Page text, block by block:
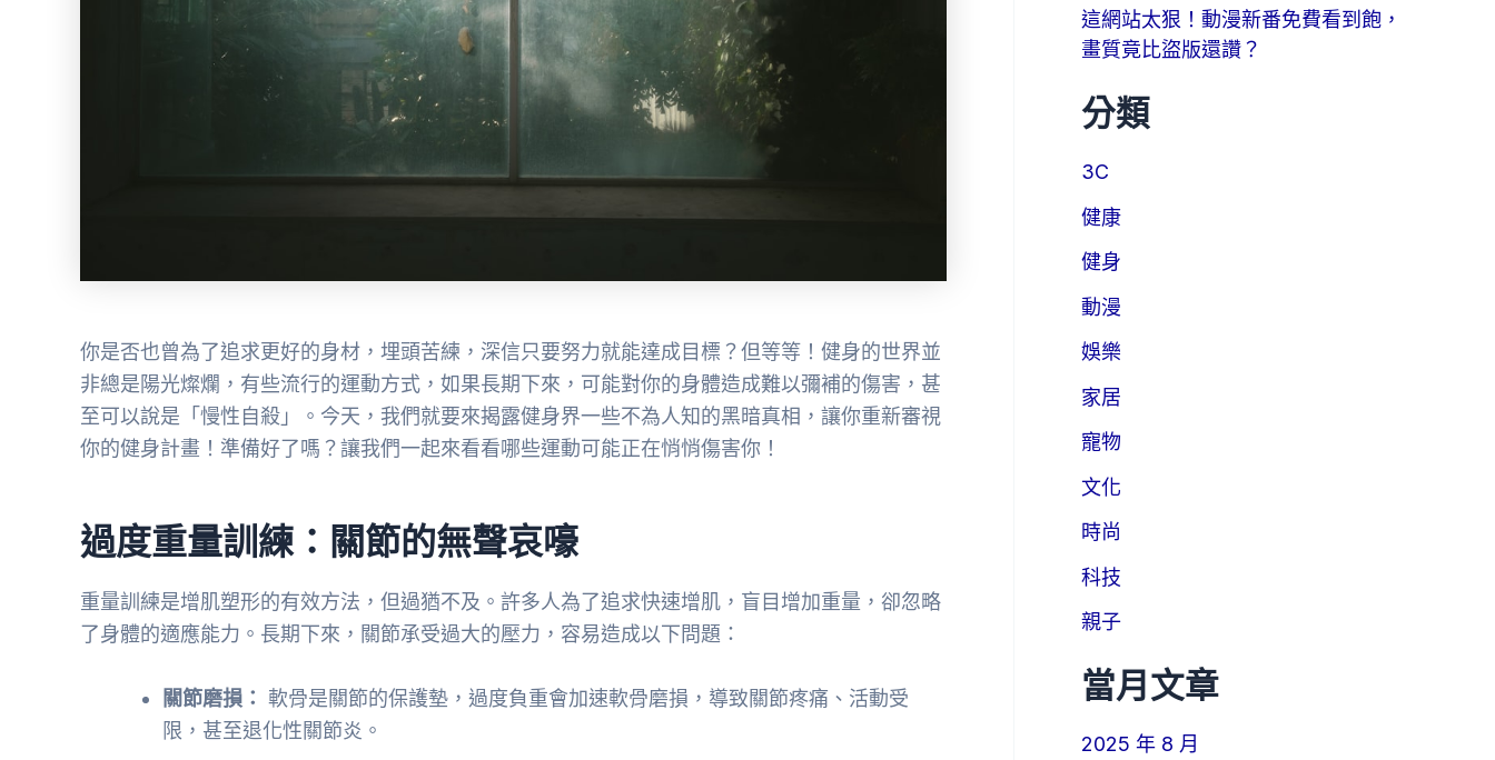
你是否也曾為了追求更好的身材，埋頭苦練，深信只要努力就能達成目標？但等等！健身的世界並
非總是陽光燦爛，有些流行的運動方式，如果長期下來，可能對你的身體造成難以彌補的傷害，甚
至可以說是「慢性自殺」。今天，我們就要來揭露健身界一些不為人知的黑暗真相，讓你重新審視
你的健身計畫！準備好了嗎？讓我們一起來看看哪些運動可能正在悄悄傷害你！
過度重量訓練：關節的無聲哀嚎
重量訓練是增肌塑形的有效方法，但過猶不及。許多人為了追求快速增肌，盲目增加重量，卻忽略
了身體的適應能力。長期下來，關節承受過大的壓力，容易造成以下問題：
關節磨損： 軟骨是關節的保護墊，過度負重會加速軟骨磨損，導致關節疼痛、活動受
限，甚至退化性關節炎。
這網站太狠！動漫新番免費看到飽，
畫質竟比盜版還讚？
分類
3C
健康
健身
動漫
娛樂
家居
寵物
文化
時尚
科技
親子
當月文章
2025 年 8 月